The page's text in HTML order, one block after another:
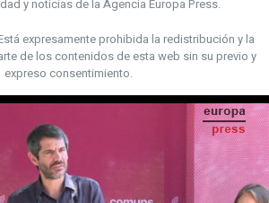
y noticias de la Agencia Europa Press.
expresamente prohibida la redistribución y la
de los contenidos de esta web sin su previo y
expreso consentimiento.